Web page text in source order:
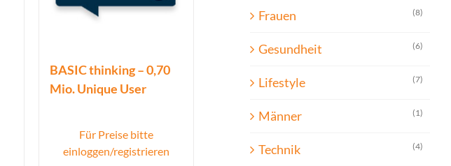
BASIC thinking – 0,70
Mio. Unique User
Für Preise bitte
einloggen/registrieren
Frauen (8)
Gesundheit (6)
Lifestyle (7)
Männer (1)
Technik (4)